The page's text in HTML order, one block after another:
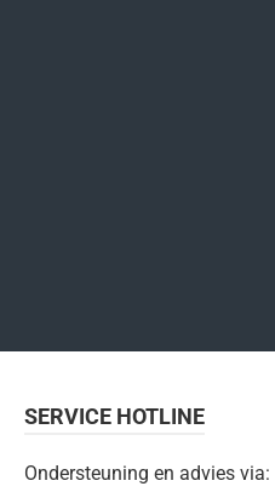
SERVICE HOTLINE
Ondersteuning en advies via: